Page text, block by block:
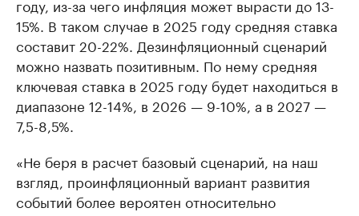
году, из-за чего инфляция может вырасти до 13-
15%. В таком случае в 2025 году средняя ставка
составит 20-22%. Дезинфляционный сценарий
можно назвать позитивным. По нему средняя
ключевая ставка в 2025 году будет находиться в
диапазоне 12-14%, в 2026 — 9-10%, а в 2027 —
7,5-8,5%.
«Не беря в расчет базовый сценарий, на наш
взгляд, проинфляционный вариант развития
событий более вероятен относительно